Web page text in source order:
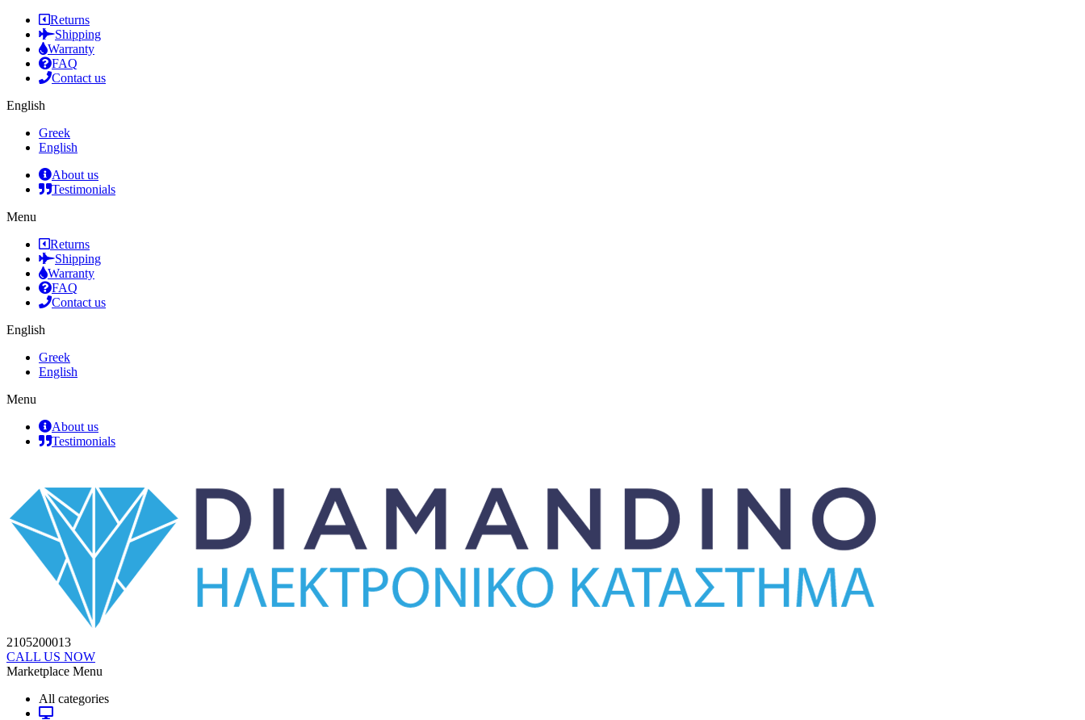
Returns
Shipping
Warranty
FAQ
Contact us
English
Greek
English
About us
Testimonials
Menu
Returns
Shipping
Warranty
FAQ
Contact us
English
Greek
English
Menu
About us
Testimonials
2105200013
CALL US NOW
Marketplace Menu
All categories